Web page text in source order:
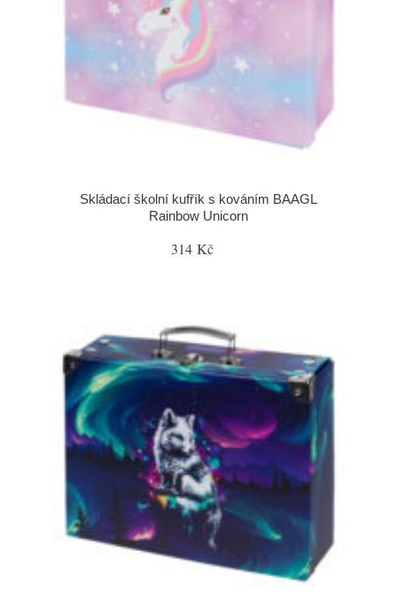
Skládací školní kufřík s kováním BAAGL
Rainbow Unicorn
314 Kč